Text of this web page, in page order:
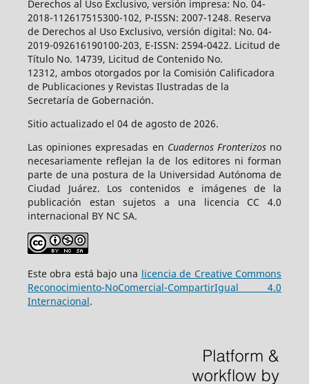
Derechos al Uso Exclusivo, versión impresa: No. 04-
2018-112617515300-102, P-ISSN: 2007-1248. Reserva
de Derechos al Uso Exclusivo, versión digital: No. 04-
2019-092616190100-203, E-ISSN: 2594-0422. Licitud de
Título No. 14739, Licitud de Contenido No.
12312, ambos otorgados por la Comisión Calificadora
de Publicaciones y Revistas Ilustradas de la
Secretaría de Gobernación.
Sitio actualizado el 04 de agosto de 2026.
Las opiniones expresadas en Cuadernos Fronterizosno
necesariamente reflejan la de los editores ni forman
parte de una postura de la Universidad Autónoma de
Ciudad Juárez. Los contenidos e imágenes de la
publicación estan sujetos a una licencia CC 4.0
internacional BY NC SA.
Este obra está bajo una licencia de Creative Commons
Reconocimiento-NoComercial-CompartirIgual 4.0
Internacional.